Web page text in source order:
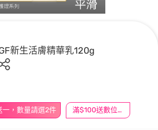
新生活膚精華乳120g
一，數量請選2件 滿$100送數位印花